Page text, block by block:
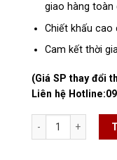
giao hàng toàn
Chiết khấu cao
Cam kết thời
(Giá SP thay đổi
Liên hệ Hotline:
Rọ Bơm Đồng số